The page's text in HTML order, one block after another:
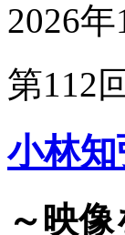
2026
第112
小林
～映